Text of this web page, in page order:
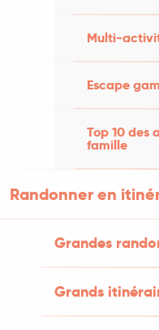
Multi-
Escape
Top 10 des
famille
Randonner en
Grandes
Grands